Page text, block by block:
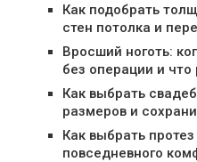
Как подобрать
стен потолка и
Вросший ноготь:
без операции и
Как выбрать
размеров и
Как выбрать
повседневного